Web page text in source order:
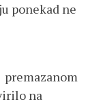
ponekad ne
na